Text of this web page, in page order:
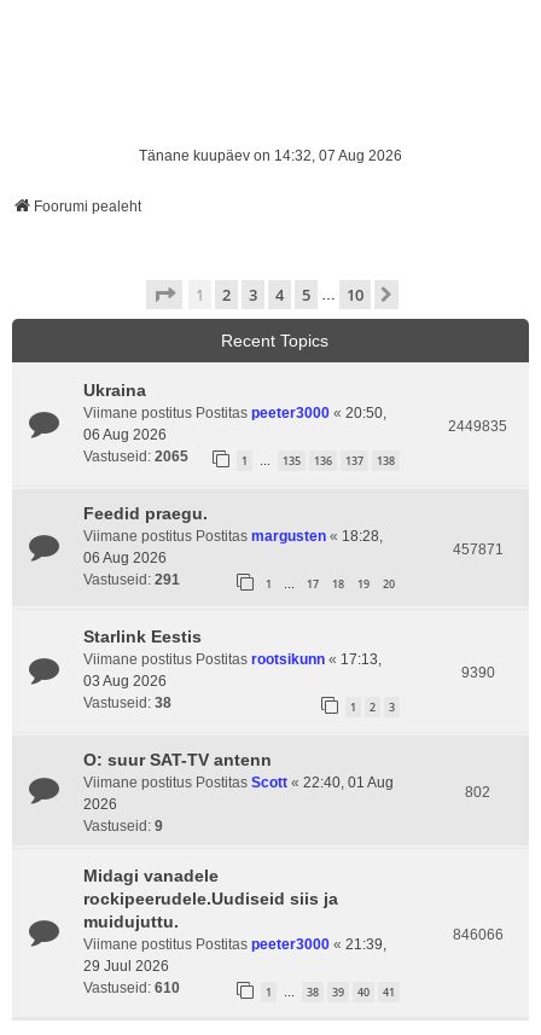
Tänane kuupäev on 14:32, 07 Aug 2026
Foorumi pealeht
1 . leht10 -st
1 2 3 4 5 … 10
Recent Topics
Ukraina
Viimane postitus Postitas peeter3000 « 20:50,
06 Aug 2026
Vastuseid: 2065 1 … 135 136 137 138
2449835
Feedid praegu.
Viimane postitus Postitas margusten « 18:28,
06 Aug 2026
Vastuseid: 291 1 … 17 18 19 20
457871
Starlink Eestis
Viimane postitus Postitas rootsikunn « 17:13,
03 Aug 2026
Vastuseid: 38 1 2 3
9390
O: suur SAT-TV antenn
Viimane postitus Postitas Scott « 22:40, 01 Aug
2026
Vastuseid: 9
802
Midagi vanadele
rockipeerudele.Uudiseid siis ja
muidujuttu.
Viimane postitus Postitas peeter3000 « 21:39,
29 Juul 2026
Vastuseid: 610 1 … 38 39 40 41
846066